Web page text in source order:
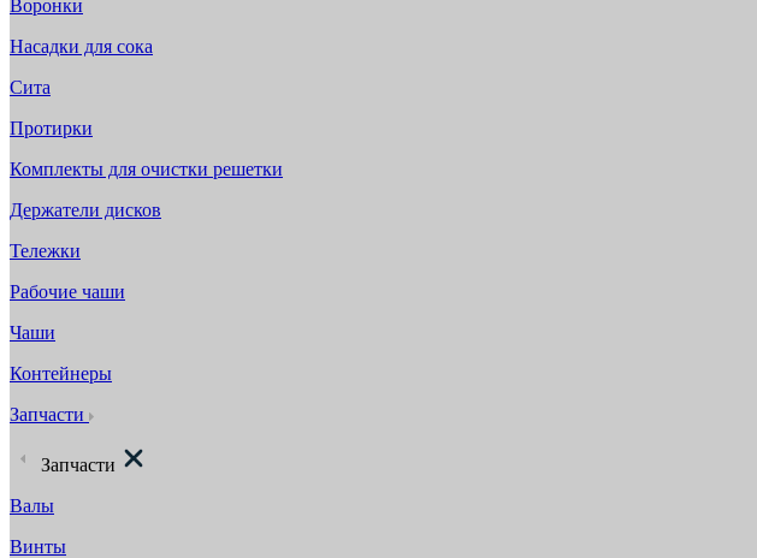
Воронки
Насадки для сока
Сита
Протирки
Комплекты для очистки решетки
Держатели дисков
Тележки
Рабочие чаши
Чаши
Контейнеры
Запчасти
Запчасти
Валы
Винты